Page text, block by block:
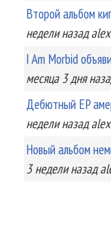
Второй альбом
неделиназад
I Am Morbid
месяца 3 дня
Дебютный EP
неделиназад
Новый альбом
3 неделиназад